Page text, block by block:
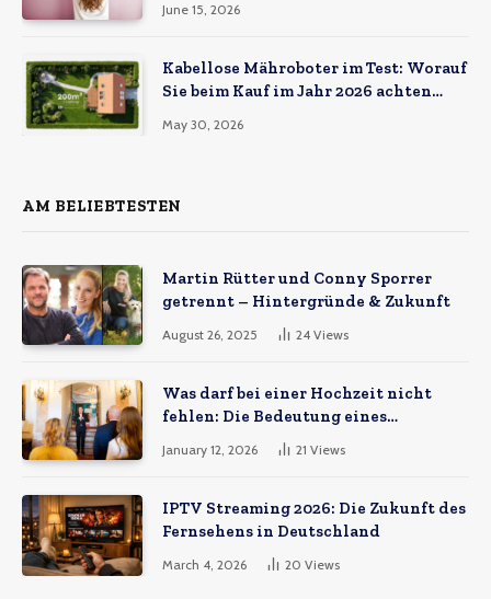
June 15, 2026
Kabellose Mähroboter im Test: Worauf
Sie beim Kauf im Jahr 2026 achten
May 30, 2026
AM BELIEBTESTEN
Martin Rütter und Conny Sporrer
getrennt – Hintergründe & Zukunft
August 26, 2025 24 Views
Was darf bei einer Hochzeit nicht
fehlen: Die Bedeutung eines
Hochzeitsvideos
January 12, 2026 21 Views
IPTV Streaming 2026: Die Zukunft des
Fernsehens in Deutschland
March 4, 2026 20 Views